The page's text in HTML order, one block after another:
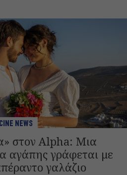
CINE NEWS
στον Alpha: Μια
αγάπης γράφεται με
γαλάζιο